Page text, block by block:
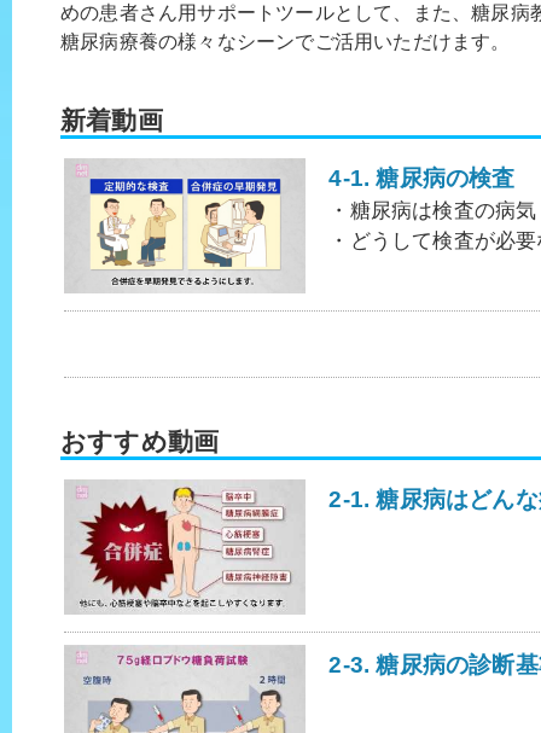
めの患者さん用サポートツールとして、また、糖尿病
糖尿病療養の様々なシーンでご活用いただけます。
新着動画
4-1. 糖尿病の検査
・糖尿病は検査の病気
・どうして検査が必
おすすめ動画
2-1. 糖尿病はどん
2-3. 糖尿病の診断